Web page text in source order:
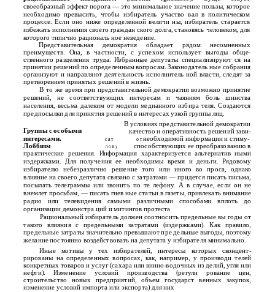
своеобразный эффект порога — это минимальное значение пользы, которое
необходимо превысить, чтобы избиратель участво­ вал в политическом
процессе. Если оно ниже определенной величи­ ны, избиратель старается
избежать исполнения своего граждан­ ского долга, становясь человеком, для
которого типично рациональ­ ное неведение.
Представительная демократия обладает рядом несомненных
преимуществ. Она, в частности, с успехом использует выгоды обще­
ственного разделения труда. Избранные депутаты специализируют­ ся на
принятии решений по определенным вопросам. Законодатель­ ные собрания
организуют и направляют деятельность исполнитель­ ной власти, следят за
претворением принятых решений в жизнь.
В то же время при представительной демократии возможно принятие
решений, не соответствующих интересам и чаяниям боль­ шинства
населения, весьма далеким от модели медианного избира­ теля. Создаются
предпосылки для принятия решений в интересах узкой группы лиц.
Группы с особыми
В условиях представительной демократии
качество и оперативность решений зави-
интересами.
с я т о тнеобходимой информации и стиму-
Лоббизм
Л 0 В )
способствующих ее преобразованию в
практические решения. Информация характеризуется альтернатив­ ными
издержками. Для получения ее необходимы время и деньги. Рядовому
избирателю небезразлично решение того или иного во­ проса, однако
влияние на своего депутата связано с затратами — придется писать письма,
посылать телеграммы или звонить по те­ лефону. А в случае, если он не
внемлет просьбам, — писать гнев­ ные статьи в газеты, привлекать внимание
радио или телевидения самыми различными способами вплоть до
организации демонстра­ ций и митингов протеста
Рациональный избиратель должен соотносить предельные вы­ годы от
такого влияния с предельными затратами (издержками). Как правило,
предельные затраты значительно превышают пре­ дельные выгоды, поэтому
желание постоянно воздействовать на депутата у избирателя минимально.
Иные мотивы у тех избирателей, интересы которых сконцент­
рированы на определенных вопросах, как, например, у производи­ телей
конкретных товаров и услуг (сахара или винно-водочных из­ делий, угля или
нефти). Изменение условий производства (регули­ рование цен,
строительство новых предприятий, объем государст­ венных закупок,
изменение условий импорта или экспорта) для них